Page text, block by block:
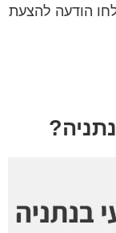
הודעה להצעת